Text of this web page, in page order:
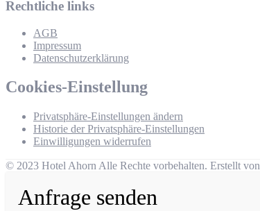
Rechtliche links
AGB
Impressum
Datenschutzerklärung
Cookies-Einstellung
Privatsphäre-Einstellungen ändern
Historie der Privatsphäre-Einstellungen
Einwilligungen widerrufen
© 2023 Hotel Ahorn Alle Rechte vorbehalten. Erstellt von
Anfrage senden